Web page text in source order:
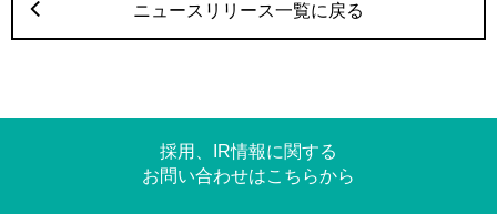
ニュースリリース一覧に戻る
採用、IR情報に関する
お問い合わせはこちらから